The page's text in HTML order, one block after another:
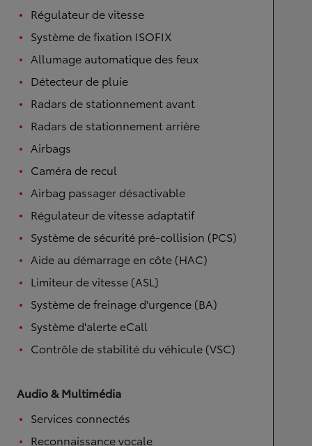
Régulateur de vitesse
Système de fixation ISOFIX
Allumage automatique des feux
Détecteur de pluie
Radars de stationnement avant
Radars de stationnement arrière
Airbags
Caméra de recul
Airbag passager désactivable
Régulateur de vitesse adaptatif
Système de sécurité pré-collision (PCS)
Aide au démarrage en côte (HAC)
Limiteur de vitesse (ASL)
Système de freinage d'urgence (BA)
Système d'alerte eCall
Contrôle de stabilité du véhicule (VSC)
Audio & Multimédia
Services connectés
Reconnaissance vocale